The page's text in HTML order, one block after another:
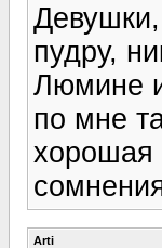
пудру,
Люмине
по мне
хорошая
Arti